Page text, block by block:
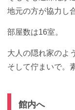
地元の方が協力し
部屋数は16室。
大人の隠れ家のよ
そして佇まいで。
館内へ